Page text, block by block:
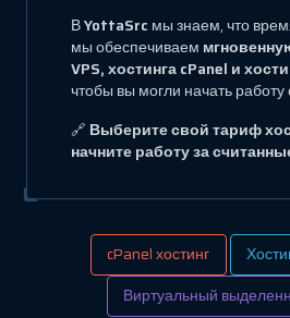
ВYottaSrc мы знаем, что
мы обеспечиваем
VPS, хостинга cPanel и
чтобы вы могли начать работу
🔗 Выберите свой тариф
начните работу за
cPanel хостинг
Виртуальный